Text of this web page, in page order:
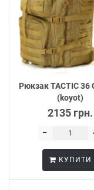
Рюкзак TACTIC 36
(koyot)
2135 грн.
КУПИТИ